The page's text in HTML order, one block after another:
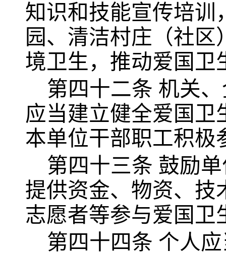
知识和技能宣传培训
园、清洁村庄（社
境卫生，推动爱国卫
第四十二条 机关
应当建立健全爱国卫
本单位干部职工积极
第四十三条 鼓励
提供资金、物资、技
志愿者等参与爱国卫
第四十四条 个人